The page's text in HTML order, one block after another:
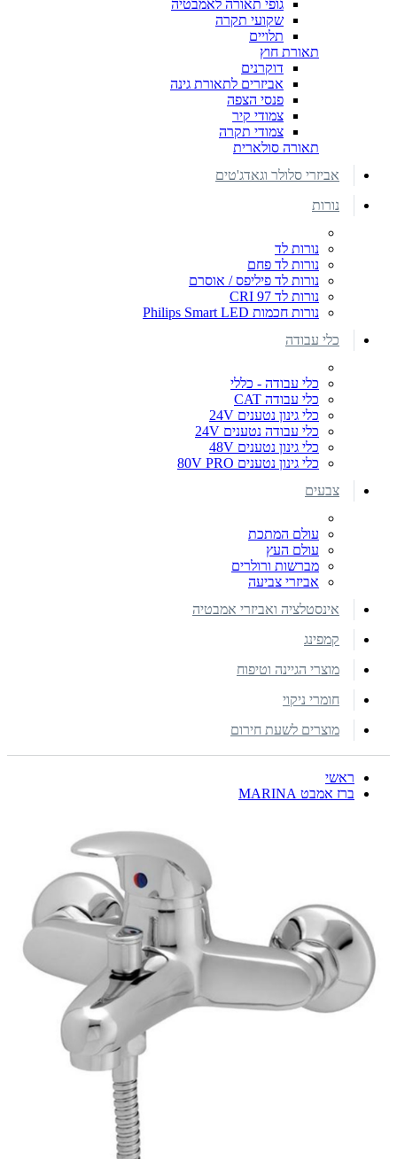
גופי תאורה לאמבטיה
שקועי תקרה
תלויים
תאורת חוץ
דוקרנים
אביזרים לתאורת גינה
פנסי הצפה
צמודי קיר
צמודי תקרה
תאורה סולארית
אביזרי סלולר וגאדג'טים
נורות
נורות לד
נורות לד פחם
נורות לד פיליפס / אוסרם
נורות לד CRI 97
נורות חכמות Philips Smart LED
כלי עבודה
כלי עבודה - כללי
כלי עבודה CAT
כלי גינון נטענים 24V
כלי עבודה נטענים 24V
כלי גינון נטענים 48V
כלי גינון נטענים 80V PRO
צבעים
עולם המתכת
עולם העץ
מברשות ורולרים
אביזרי צביעה
אינסטלציה ואביזרי אמבטיה
קמפינג
מוצרי הגיינה וטיפוח
חומרי ניקוי
מוצרים לשעת חירום
ראשי
ברז אמבט MARINA